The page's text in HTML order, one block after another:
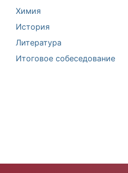
Химия
История
Литература
Итоговое собеседование